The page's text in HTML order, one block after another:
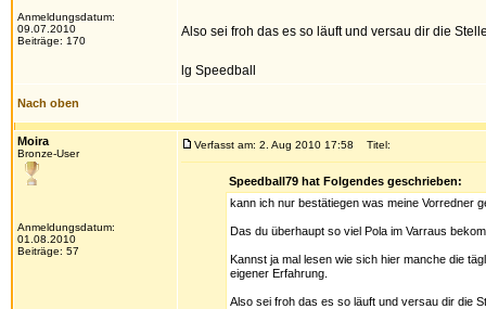
Anmeldungsdatum:
09.07.2010
Beiträge: 170
Also sei froh das es so läuft und versau dir die
lg Speedball
Nach oben
Moira
Bronze-User
Anmeldungsdatum:
01.08.2010
Beiträge: 57
Verfasst am: 2. Aug 2010 17:58 Titel:
Speedball79 hat Folgendes geschrieben:
kann ich nur bestätiegen was meine Vorredner
Das du überhaupt so viel Pola im Varraus
Kannst ja mal lesen wie sich hier manche die
eigener Erfahrung.
Also sei froh das es so läuft und versau dir die